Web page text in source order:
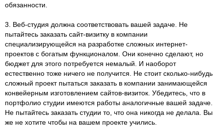
обязанности.
3. Веб-студия должна соответствовать вашей задаче. Не
пытайтесь заказать сайт-визитку в компании
специализирующейся на разработке сложных интернет-
проектов с богатым функционалом. Они конечно сделают, но
бюджет для этого потребуется немалый. И наоборот
естественно тоже ничего не получится. Не стоит сколько-нибудь
сложный проект пытаться заказать в компании занимающейся
конвейерным изготовлением сайтов-визиток. Убедитесь, что в
портфолио студии имеются работы аналогичные вашей задаче.
Не пытайтесь заказать студии то, что она никогда не делала. Вы
же не хотите чтобы на вашем проекте учились.